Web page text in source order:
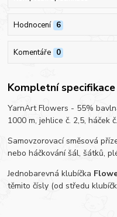
Hodnocení 6
Komentáře 0
Kompletní specifikace
YarnArt Flowers - 55%
1000 m, jehlice č. 2,5, háček
Samovzorovací směsová
nebo háčkování šál, šátků,
Jednobarevná klubíčka
těmito čísly (od středu